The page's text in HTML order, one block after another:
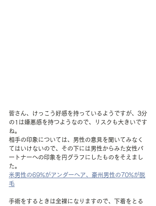
皆さん、けっこう好感を持っているようですが、3分
の1は嫌悪感を持つようなので、リスクも大きいです
ね。
相手の印象については、男性の意見を聞いてみなく
てはいけないので、その下には男性からみた女性パ
ートナーへの印象を円グラフにしたものをそえまし
た。
米男性の69%がアンダーヘア、豪州男性の70%が脱
毛
手術をするときは全裸になりますので、下着をとる